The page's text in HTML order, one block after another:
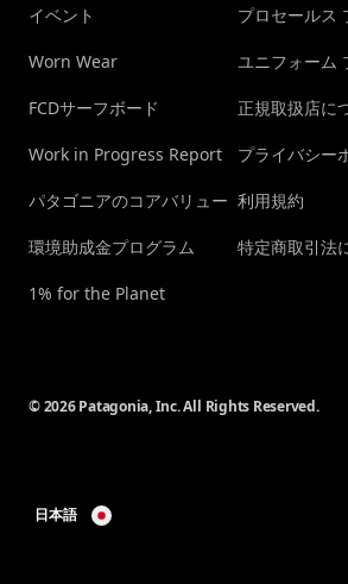
イベント
Worn Wear
FCDサーフボード
Work in Progress Report
パタゴニアのコアバリュー
環境助成金プログラム
1% for the Planet
プロセールス
ユニフォーム
正規取扱店に
プライバシー
利用規約
特定商取引法
© 2026 Patagonia, Inc. All Rights Reserved.
日本語